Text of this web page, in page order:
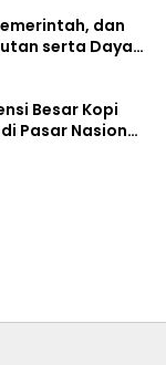
dan
serta Daya
Besar Kopi
Pasar Nasional